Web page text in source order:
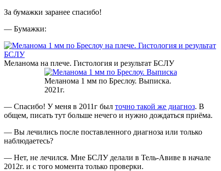
За бумажки заранее спасибо!
— Бумажки:
Меланома на плече. Гистология и результат БСЛУ
Меланома 1 мм по Бреслоу. Выписка.
2021г.
— Спасибо! У меня в 2011г был точно такой же диагноз. В
общем, писать тут больше нечего и нужно дождаться приёма.
— Вы лечились после поставленного диагноза или только
наблюдаетесь?
— Нет, не лечился. Мне БСЛУ делали в Тель-Авиве в начале
2012г. и с того момента только проверки.